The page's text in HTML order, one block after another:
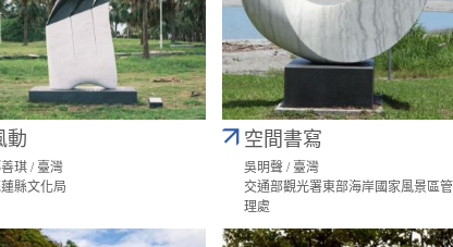
動
琪 / 臺灣
縣文化局
空間書寫
吳明聲 / 臺灣
交通部觀光署東部海岸國家風景區管
理處